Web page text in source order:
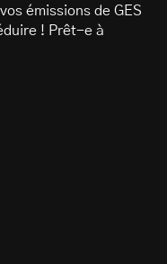
émissions de GES
! Prêt-e à